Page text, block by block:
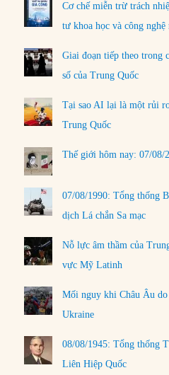
Cơ chế miễn trừ trách
tư khoa học và công
Giai đoạn tiếp theo trong
số của Trung Quốc
Tại sao AI lại là một rủi
Trung Quốc
Thế giới hôm nay: 07/08/
07/08/1990: Tổng thống
dịch Lá chắn Sa mạc
Nỗ lực âm thầm của
vực Mỹ Latinh
Mối nguy khi Châu Âu
Ukraine
08/08/1945: Tổng thống
Liên Hiệp Quốc